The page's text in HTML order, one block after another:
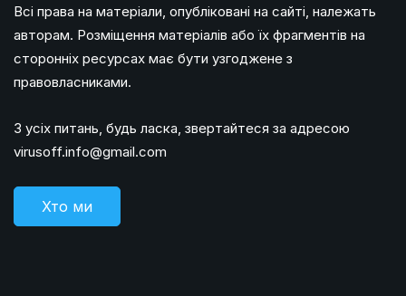
Всі права на матеріали, опубліковані на сайті, належать
авторам. Розміщення матеріалів або їх фрагментів на
сторонніх ресурсах має бути узгоджене з
правовласниками.
З усіх питань, будь ласка, звертайтеся за адресою
virusoff.info@gmail.com
Хто ми